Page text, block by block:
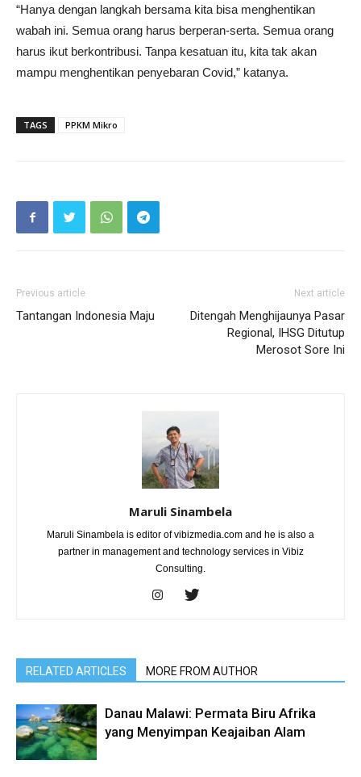
“Hanya dengan langkah bersama kita bisa menghentikan
wabah ini. Semua orang harus berperan-serta. Semua orang
harus ikut berkontribusi. Tanpa kesatuan itu, kita tak akan
mampu menghentikan penyebaran Covid,” katanya.
TAGS PPKM Mikro
Previous article
Tantangan Indonesia Maju
Next article
Ditengah Menghijaunya Pasar
Regional, IHSG Ditutup
Merosot Sore Ini
Maruli Sinambela
Maruli Sinambela is editor of vibizmedia.com and he is also a
partner in management and technology services in Vibiz
Consulting.
RELATED ARTICLES MORE FROM AUTHOR
Danau Malawi: Permata Biru Afrika
yang Menyimpan Keajaiban Alam